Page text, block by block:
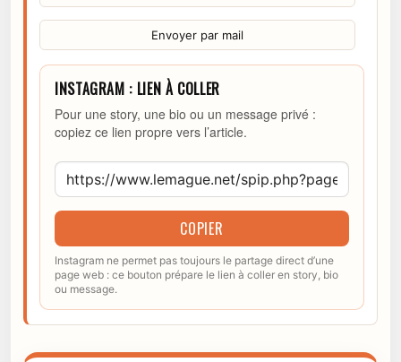
Envoyer par mail
INSTAGRAM : LIEN À COLLER
Pour une story, une bio ou un message privé :
copiez ce lien propre vers l’article.
COPIER
Instagram ne permet pas toujours le partage direct d’une
page web : ce bouton prépare le lien à coller en story, bio
ou message.